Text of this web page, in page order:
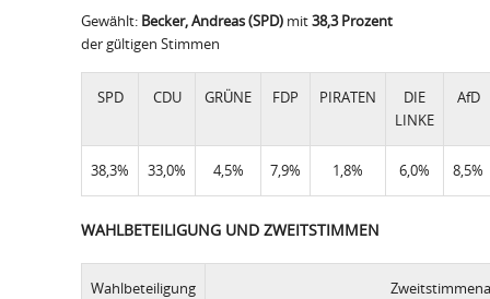
Gewählt: Becker, Andreas (SPD) mit38,3 Prozent
der gültigen Stimmen
SPD CDU GRÜNE FDP PIRATEN
DIE
LINKE
AfD
38,3% 33,0% 4,5% 7,9% 1,8% 6,0% 8,5%
WAHLBETEILIGUNG UND ZWEITSTIMMEN
Wahlbeteiligung